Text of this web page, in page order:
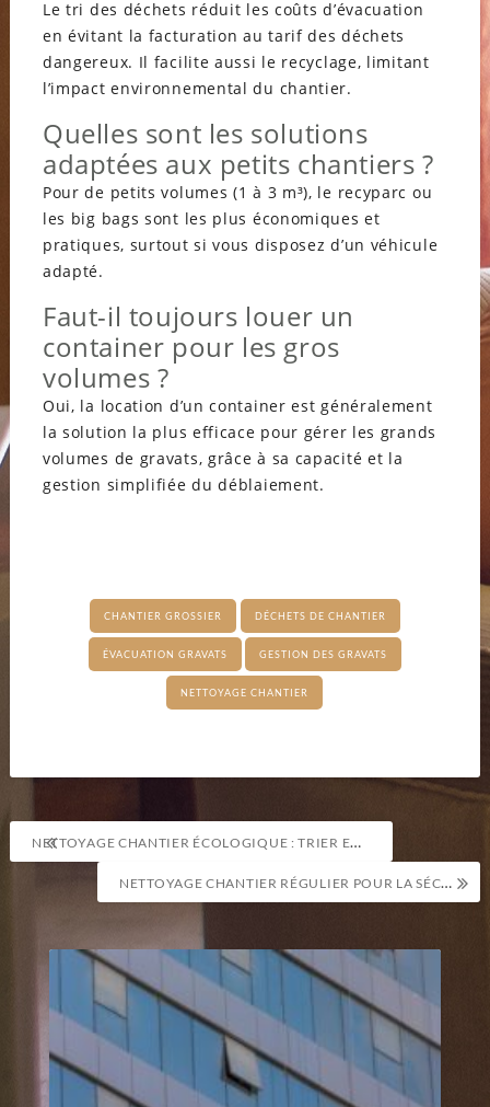
Le tri des déchets réduit les coûts d’évacuation
en évitant la facturation au tarif des déchets
dangereux. Il facilite aussi le recyclage, limitant
l’impact environnemental du chantier.
Quelles sont les solutions
adaptées aux petits chantiers ?
Pour de petits volumes (1 à 3 m³), le recyparc ou
les big bags sont les plus économiques et
pratiques, surtout si vous disposez d’un véhicule
adapté.
Faut-il toujours louer un
container pour les gros
volumes ?
Oui, la location d’un container est généralement
la solution la plus efficace pour gérer les grands
volumes de gravats, grâce à sa capacité et la
gestion simplifiée du déblaiement.
CHANTIER GROSSIER DÉCHETS DE CHANTIER
ÉVACUATION GRAVATS GESTION DES GRAVATS
NETTOYAGE CHANTIER
Navigation
de
l’article
NETTOYAGE CHANTIER ÉCOLOGIQUE : TRIER EN NETTOYANT
NETTOYAGE CHANTIER RÉGULIER POUR LA SÉCURITÉ